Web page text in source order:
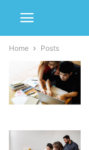
Home Posts